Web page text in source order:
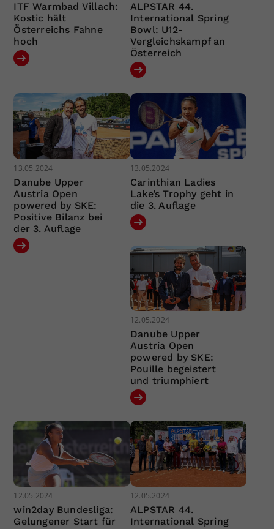
ITF Warmbad Villach:
Kostic hält
Österreichs Fahne
hoch
ALPSTAR 44.
International Spring
Bowl: U12-
Vergleichskampf an
Österreich
13.05.2024
Danube Upper
Austria Open
powered by SKE:
Positive Bilanz bei
der 3. Auflage
13.05.2024
Carinthian Ladies
Lake’s Trophy geht in
die 3. Auflage
12.05.2024
Danube Upper
Austria Open
powered by SKE:
Pouille begeistert
und triumphiert
12.05.2024
win2day Bundesliga:
Gelungener Start für
12.05.2024
ALPSTAR 44.
International Spring